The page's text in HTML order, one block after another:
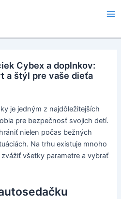
Cybex a doplnkov:
a štýl pre vaše dieťa
je jedným z najdôležitejších
pre bezpečnosť svojich detí.
nielen počas bežných
Na trhu existuje mnoho
všetky parametre a vybrať